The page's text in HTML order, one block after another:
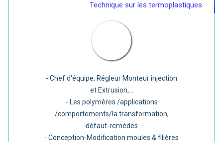
- Chef d'équipe, Régleur Monteur injection
et Extrusion,...
- Les polymères /applications
/comportements/la transformation,
défaut-remèdes
- Conception-Modification moules & filières
Technique sur les termoplastiques